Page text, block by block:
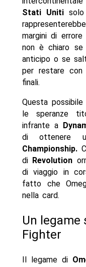
Stati Uniti
margini di
non è chiaro se
anticipo o se
per restare con
finali.
Questa
le speranze
infrante a
di ottenere
Championship.
di Revolution
di viaggio in
fatto che
nella card.
Un legame
Fighter
Il legame di